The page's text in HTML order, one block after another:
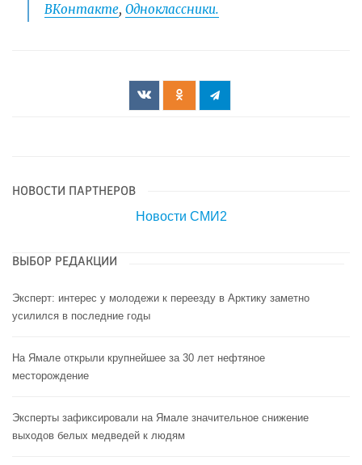
ВКонтакте, Одноклассники.
НОВОСТИ ПАРТНЕРОВ
Новости СМИ2
ВЫБОР РЕДАКЦИИ
Эксперт: интерес у молодежи к переезду в Арктику заметно
усилился в последние годы
На Ямале открыли крупнейшее за 30 лет нефтяное
месторождение
Эксперты зафиксировали на Ямале значительное снижение
выходов белых медведей к людям